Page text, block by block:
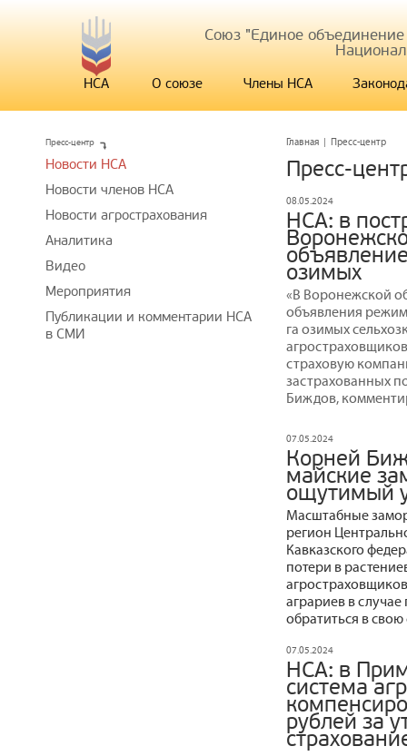
Союз "Единое
НСА О союзе Члены НСА
Главная | Пресс-центр
Пресс-
08.05.2024
НСА: в
озимых
«В Воронежской
объявления
га озимых
страховую
застрахованных
Биждов,
07.05.2024
Корней
майские
ощутимый
Масштабные
регион
Кавказского
потери в
аграриев в
обратиться в
07.05.2024
НСА: в
система
рублей за
Пресс-центр
Новости НСА
Новости членов НСА
Новости агрострахования
Аналитика
Видео
Мероприятия
Публикации и комментарии НСА
в СМИ